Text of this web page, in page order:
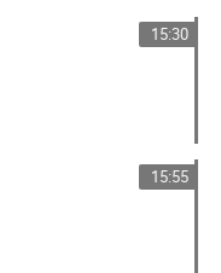
15:30
15:55